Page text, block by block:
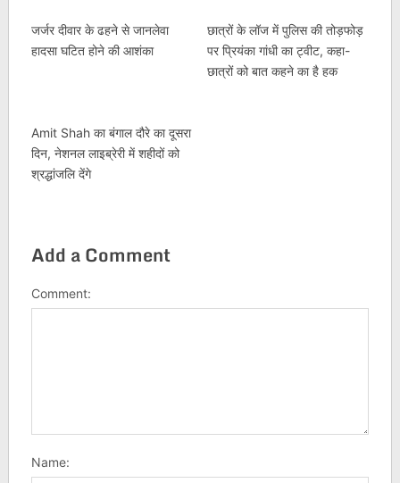
जर्जर दीवार के ढहने से जानलेवा
हादसा घटित होने की आशंका
छात्रों के लॉज में पुलिस की तोड़फोड़
पर प्रियंका गांधी का ट्वीट, कहा-
छात्रों को बात कहने का है हक
Amit Shah का बंगाल दौरे का दूसरा
दिन, नेशनल लाइब्रेरी में शहीदों को
श्रद्धांजलि देंगे
Add a Comment
Comment:
Name: